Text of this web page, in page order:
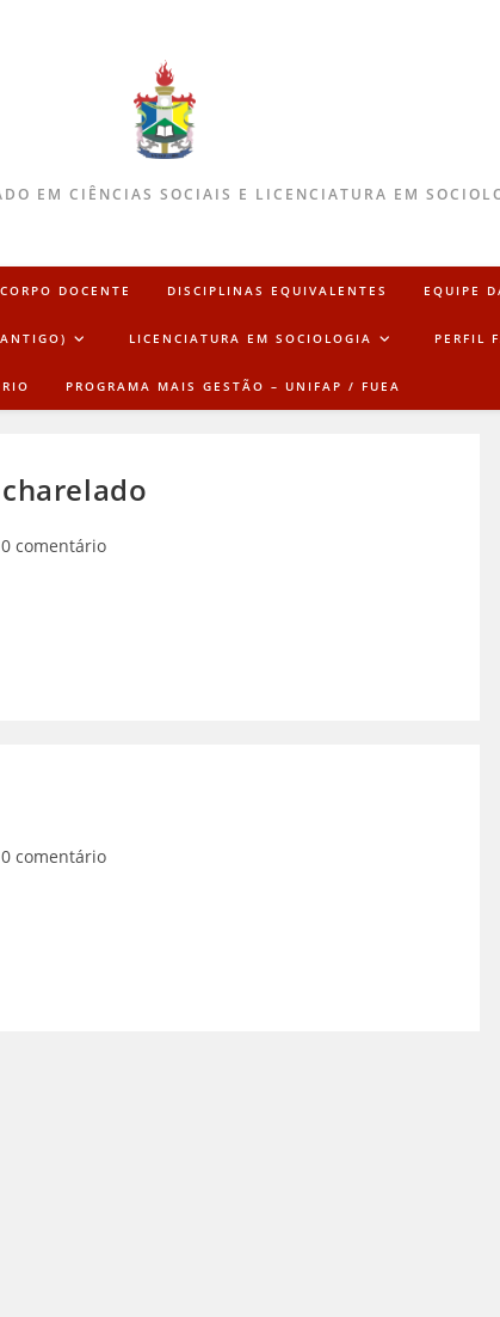
EM CIÊNCIAS SOCIAIS E LICENCIATURA EM
CORPO DOCENTE DISCIPLINAS EQUIVALENTES EQUIPE
LICENCIATURA EM SOCIOLOGIA PERFIL
PROGRAMA MAIS GESTÃO – UNIFAP / FUEA
0 comentário
0 comentário